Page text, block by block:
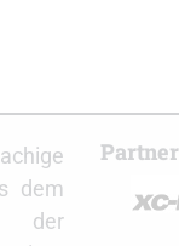
dem
der
Partner